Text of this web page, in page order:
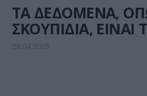
ΤΑ ΔΕΔΟΜΕΝΑ,
ΣΚΟΥΠΙΔΙΑ,
28.04.2025